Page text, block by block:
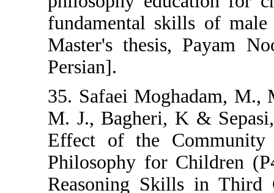
fundamental
Master's
35. Safaei
M. J., Bagheri,
Effect of the
Philosophy for
Reasoning